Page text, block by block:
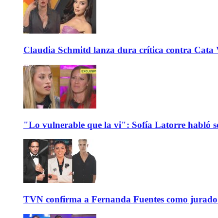
Claudia Schmitd lanza dura crítica contra Cata
"Lo vulnerable que la vi": Sofía Latorre habló
TVN confirma a Fernanda Fuentes como